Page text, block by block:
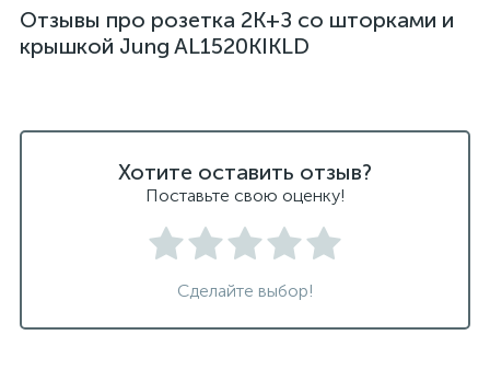
Отзывы про розетка 2K+З cо шторками и
крышкой Jung AL1520KIKLD
Хотите оставить отзыв?
Поставьте свою оценку!
Сделайте выбор!